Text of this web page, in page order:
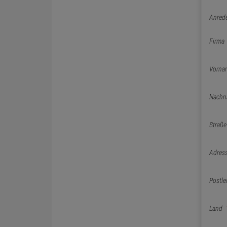
Firma
Straße
Land